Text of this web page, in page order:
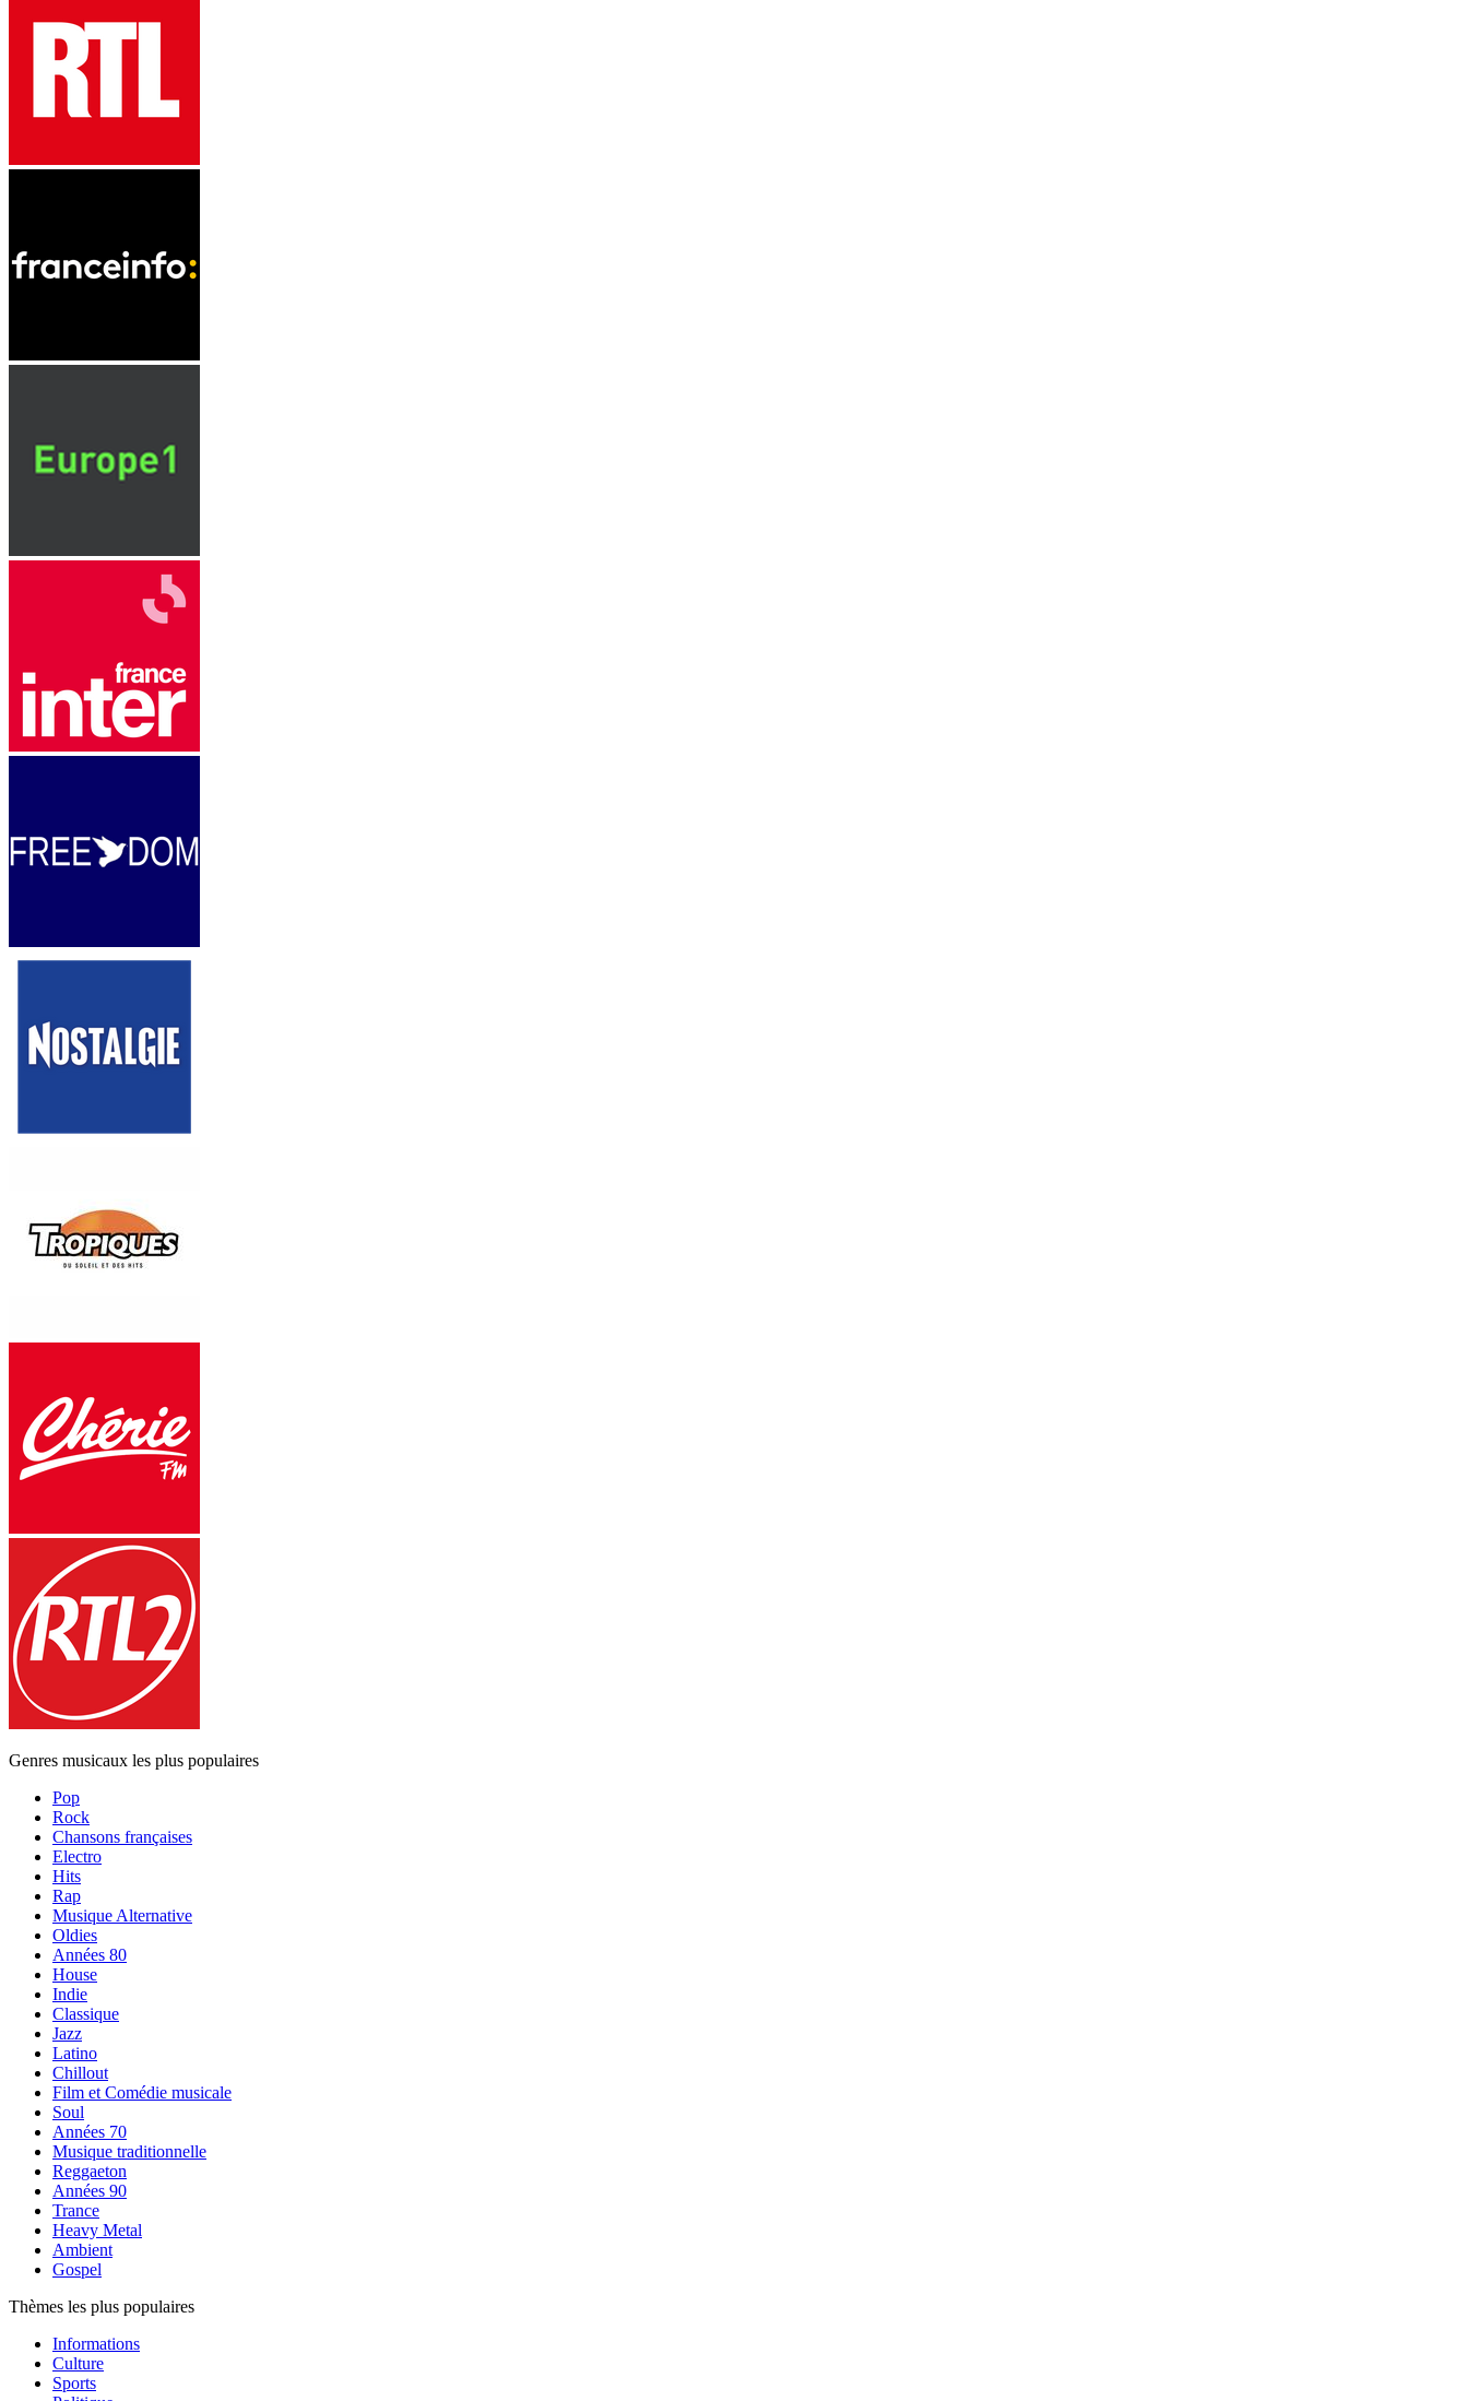
Genres musicaux les plus populaires
Pop
Rock
Chansons françaises
Electro
Hits
Rap
Musique Alternative
Oldies
Années 80
House
Indie
Classique
Jazz
Latino
Chillout
Film et Comédie musicale
Soul
Années 70
Musique traditionnelle
Reggaeton
Années 90
Trance
Heavy Metal
Ambient
Gospel
Thèmes les plus populaires
Informations
Culture
Sports